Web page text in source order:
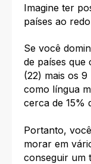
Imagine ter
países ao
Se você
de países que
(22) mais os
como língua
cerca de 15%
Portanto,
morar em
conseguir um